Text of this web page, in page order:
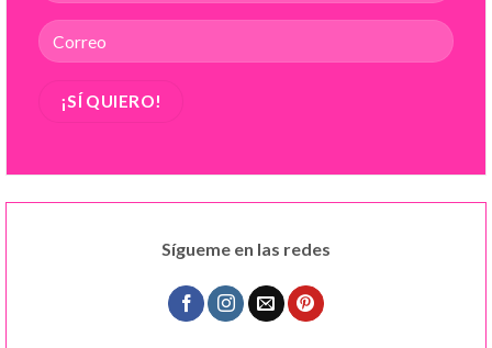
Sígueme en las redes